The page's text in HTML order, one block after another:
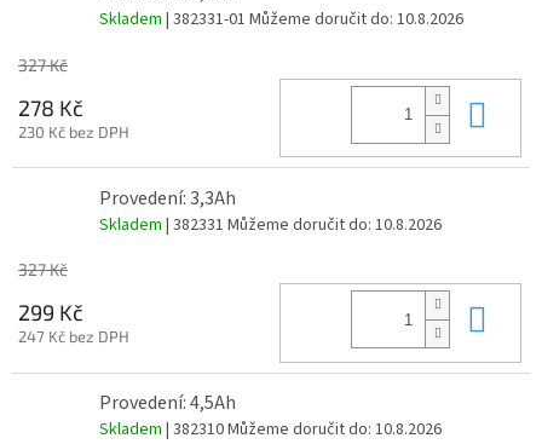
Skladem | 382331-01 Můžeme doručit do: 10.8.2026
327 Kč
278 Kč
230 Kč bez DPH
Provedení: 3,3Ah
Skladem | 382331 Můžeme doručit do: 10.8.2026
327 Kč
299 Kč
247 Kč bez DPH
Provedení: 4,5Ah
Skladem | 382310Můžeme doručit do: 10.8.2026